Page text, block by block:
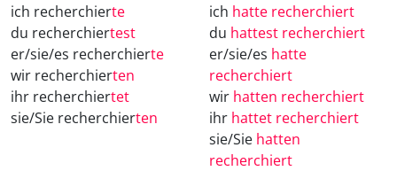
ich recherchierte
du recherchiertest
er/sie/es recherchierte
wir recherchierten
ihr recherchiertet
sie/Sie recherchierten
ich hatte recherchiert
du hattest recherchiert
er/sie/es hatte
recherchiert
wir hatten recherchiert
ihr hattet recherchiert
sie/Sie hatten
recherchiert